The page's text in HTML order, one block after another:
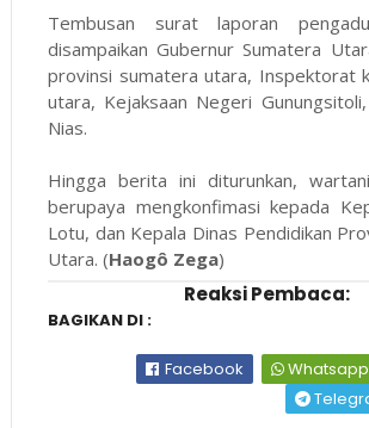
Tembusan surat laporan
disampaikan Gubernur Sumatera
provinsi sumatera utara, Inspektorat
utara, Kejaksaan Negeri
Nias.
Hingga berita ini diturunkan,
berupaya mengkonfimasi kepada
Lotu, dan Kepala Dinas Pendidikan
Utara. (Haogô Zega)
Reaksi Pembaca:
BAGIKAN DI :
Facebook Whatsapp